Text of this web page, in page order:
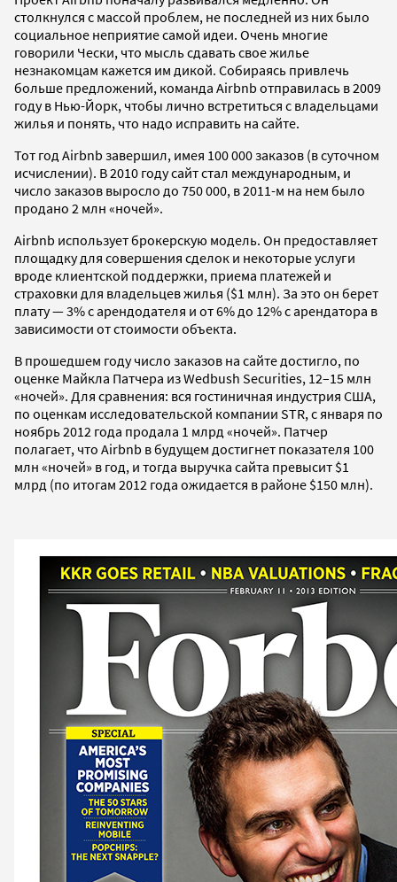
столкнулся с массой проблем, не последней из них было
социальное неприятие самой идеи. Очень многие
говорили Чески, что мысль сдавать свое жилье
незнакомцам кажется им дикой. Собираясь привлечь
больше предложений, команда Airbnb отправилась в 2009
году в Нью-Йорк, чтобы лично встретиться с владельцами
жилья и понять, что надо исправить на сайте.
Тот год Airbnb завершил, имея 100 000 заказов (в суточном
исчислении). В 2010 году сайт стал международным, и
число заказов выросло до 750 000, в 2011-м на нем было
продано 2 млн «ночей».
Airbnb использует брокерскую модель. Он предоставляет
площадку для совершения сделок и некоторые услуги
вроде клиентской поддержки, приема платежей и
страховки для владельцев жилья ($1 млн). За это он берет
плату — 3% с арендодателя и от 6% до 12% с арендатора в
зависимости от стоимости объекта.
В прошедшем году число заказов на сайте достигло, по
оценке Майкла Патчера из Wedbush Securities, 12–15 млн
«ночей». Для сравнения: вся гостиничная индустрия США,
по оценкам исследовательской компании STR, с января по
ноябрь 2012 года продала 1 млрд «ночей». Патчер
полагает, что Airbnb в будущем достигнет показателя 100
млн «ночей» в год, и тогда выручка сайта превысит $1
млрд (по итогам 2012 года ожидается в районе $150 млн).